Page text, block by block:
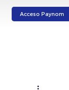
Acceso Paynom